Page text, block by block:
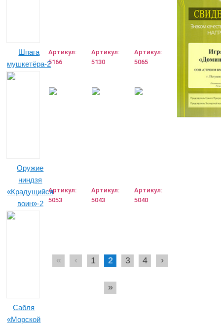
Шпага
мушкетёра-2
Оружие
ниндзя
«Крадущийся
воин»-2
Сабля
«Морской
Артикул:
5166
Артикул:
5130
Артикул:
5065
Артикул:
5053
Артикул:
5043
Артикул:
5040
« ‹ 1 2 3 4 ›
»